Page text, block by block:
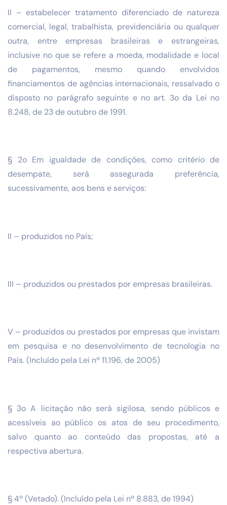
II – estabelecer tratamento diferenciado de natureza
comercial, legal, trabalhista, previdenciária ou qualquer
outra, entre empresas brasileiras e estrangeiras,
inclusive no que se refere a moeda, modalidade e local
de pagamentos, mesmo quando envolvidos
financiamentos de agências internacionais, ressalvado o
disposto no parágrafo seguinte e no art. 3o da Lei no
8.248, de 23 de outubro de 1991.
§ 2o Em igualdade de condições, como critério de
desempate, será assegurada preferência,
sucessivamente, aos bens e serviços:
II – produzidos no País;
III – produzidos ou prestados por empresas brasileiras.
V – produzidos ou prestados por empresas que invistam
em pesquisa e no desenvolvimento de tecnologia no
País. (Incluído pela Lei nº 11.196, de 2005)
§ 3o A licitação não será sigilosa, sendo públicos e
acessíveis ao público os atos de seu procedimento,
salvo quanto ao conteúdo das propostas, até a
respectiva abertura.
§ 4º (Vetado). (Incluído pela Lei nº 8.883, de 1994)